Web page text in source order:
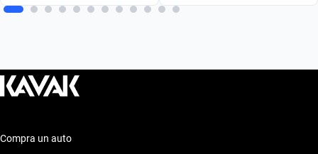
Compra un auto